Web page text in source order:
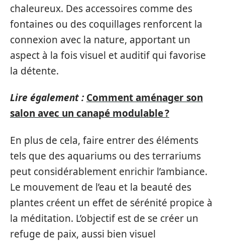
chaleureux. Des accessoires comme des
fontaines ou des coquillages renforcent la
connexion avec la nature, apportant un
aspect à la fois visuel et auditif qui favorise
la détente.
Lire également : Comment aménager son
salon avec un canapé modulable ?
En plus de cela, faire entrer des éléments
tels que des aquariums ou des terrariums
peut considérablement enrichir l’ambiance.
Le mouvement de l’eau et la beauté des
plantes créent un effet de sérénité propice à
la méditation. L’objectif est de se créer un
refuge de paix, aussi bien visuel